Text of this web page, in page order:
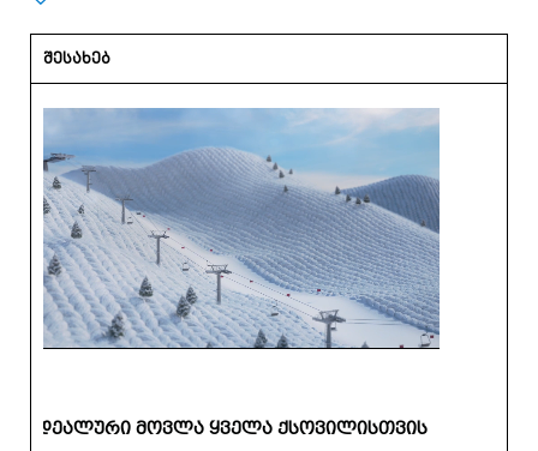
შესახებ
იდეალური მოვლა ყველა ქსოვილისთვის